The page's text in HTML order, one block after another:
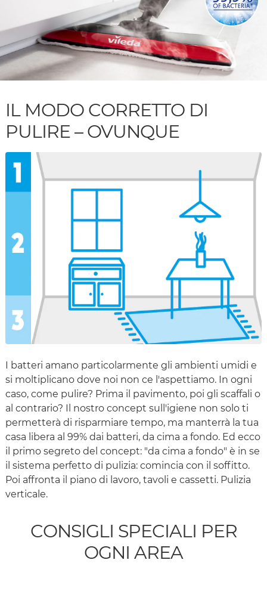
IL MODO CORRETTO DI
PULIRE – OVUNQUE
I batteri amano particolarmente gli ambienti umidi e
si moltiplicano dove noi non ce l'aspettiamo. In ogni
caso, come pulire? Prima il pavimento, poi gli scaffali o
al contrario? Il nostro concept sull'igiene non solo ti
permetterà di risparmiare tempo, ma manterrà la tua
casa libera al 99% dai batteri, da cima a fondo. Ed ecco
il primo segreto del concept: "da cima a fondo" è in se
il sistema perfetto di pulizia: comincia con il soffitto.
Poi affronta il piano di lavoro, tavoli e cassetti. Pulizia
verticale.
CONSIGLI SPECIALI PER
OGNI AREA